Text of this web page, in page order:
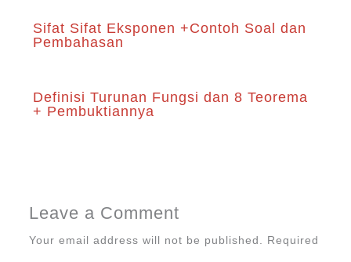
Sifat Sifat Eksponen +Contoh Soal dan
Pembahasan
Definisi Turunan Fungsi dan 8 Teorema
+ Pembuktiannya
Leave a Comment
Your email address will not be published. Required